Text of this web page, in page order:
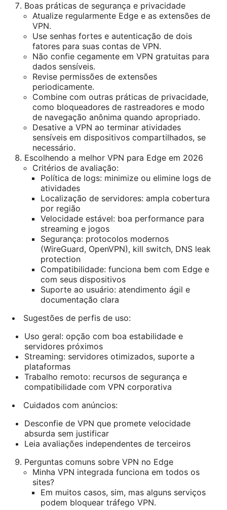
Boas práticas de segurança e privacidade
Atualize regularmente Edge e as extensões de
VPN.
Use senhas fortes e autenticação de dois
fatores para suas contas de VPN.
Não confie cegamente em VPN gratuitas para
dados sensíveis.
Revise permissões de extensões
periodicamente.
Combine com outras práticas de privacidade,
como bloqueadores de rastreadores e modo
de navegação anônima quando apropriado.
Desative a VPN ao terminar atividades
sensíveis em dispositivos compartilhados, se
necessário.
Escolhendo a melhor VPN para Edge em 2026
Critérios de avaliação:
Política de logs: minimize ou elimine logs de
atividades
Localização de servidores: ampla cobertura
por região
Velocidade estável: boa performance para
streaming e jogos
Segurança: protocolos modernos
(WireGuard, OpenVPN), kill switch, DNS leak
protection
Compatibilidade: funciona bem com Edge e
com seus dispositivos
Suporte ao usuário: atendimento ágil e
documentação clara
Sugestões de perfis de uso:
Uso geral: opção com boa estabilidade e
servidores próximos
Streaming: servidores otimizados, suporte a
plataformas
Trabalho remoto: recursos de segurança e
compatibilidade com VPN corporativa
Cuidados com anúncios:
Desconfie de VPN que promete velocidade
absurda sem justificar
Leia avaliações independentes de terceiros
Perguntas comuns sobre VPN no Edge
Minha VPN integrada funciona em todos os
sites?
Em muitos casos, sim, mas alguns serviços
podem bloquear tráfego VPN.